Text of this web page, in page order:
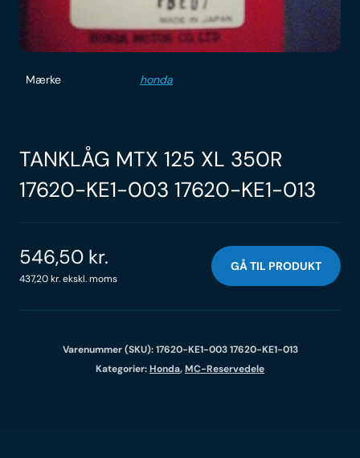
Mærke honda
TANKLÅG MTX 125 XL 350R
17620-KE1-003 17620-KE1-013
546,50 kr.
437,20kr.ekskl. moms
GÅ TIL PRODUKT
Varenummer (SKU):17620-KE1-003 17620-KE1-013
Kategorier:Honda,MC-Reservedele